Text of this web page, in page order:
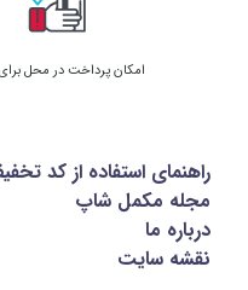
امکان پرداخت در محل
راهنمای استفاده از کد
مجله مکمل شاپ
درباره ما
نقشه سایت